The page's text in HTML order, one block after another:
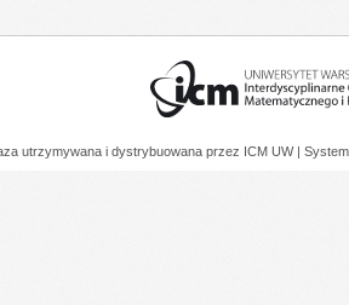
utrzymywana i dystrybuowana przez ICM UW |